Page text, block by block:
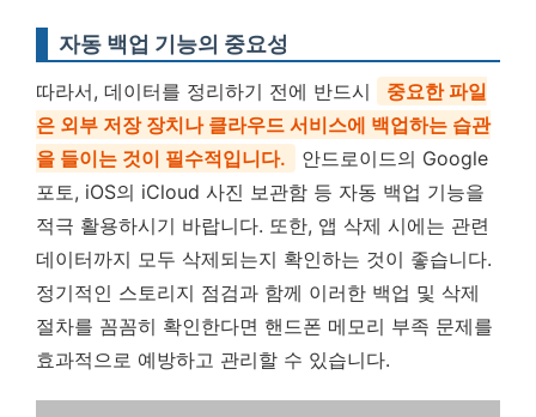
자동 백업 기능의 중요성
따라서, 데이터를 정리하기 전에 반드시
중요한 파일
은 외부 저장 장치나 클라우드 서비스에 백업하는 습관
을 들이는 것이 필수적입니다.
안드로이드의 Google
포토, iOS의 iCloud 사진 보관함 등 자동 백업 기능을
적극 활용하시기 바랍니다. 또한, 앱 삭제 시에는 관련
데이터까지 모두 삭제되는지 확인하는 것이 좋습니다.
정기적인 스토리지 점검과 함께 이러한 백업 및 삭제
절차를 꼼꼼히 확인한다면 핸드폰 메모리 부족 문제를
효과적으로 예방하고 관리할 수 있습니다.